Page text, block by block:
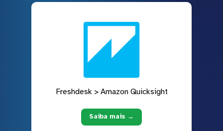
Freshdesk > Amazon Quicksight
Saiba mais →